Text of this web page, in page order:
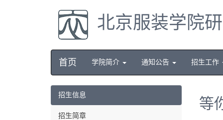
北京服装学院
首页 学院简介 通知公告 招生工作
招生信息
招生简章
等